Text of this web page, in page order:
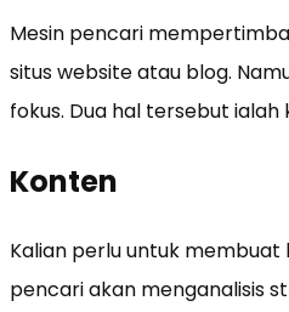
Mesin pencari
situs website atau blog.
fokus. Dua hal tersebut
Konten
Kalian perlu untuk
pencari akan menganalisis